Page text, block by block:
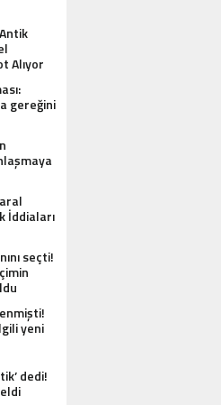
ANTIK
TAM NOT
Alıyor
gereğini
İddiaları
seçti!
yeni
dedi!